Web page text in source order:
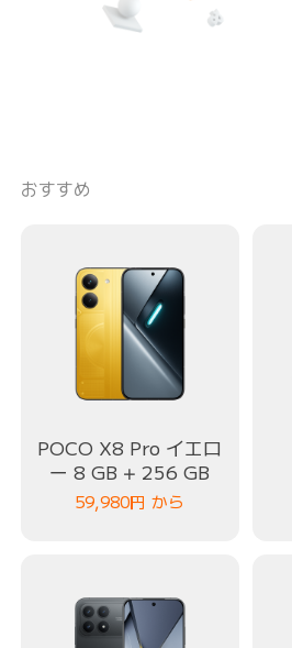
おすすめ
POCO X8 Pro イエロ
ー 8 GB + 256 GB
59,980円 から